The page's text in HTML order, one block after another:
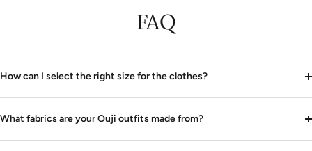
1
gehen
2
gehen
3
gehen
FAQ
How can I select the right size for the clothes?
What fabrics are your Ouji outfits made from?